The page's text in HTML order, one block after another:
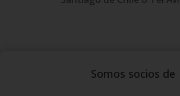
Somos socios de